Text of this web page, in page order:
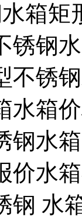
箱
锈钢
不锈
水箱
钢水
价水
钢 水